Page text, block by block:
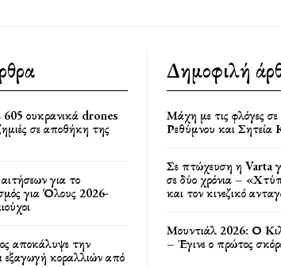
ουκρανικά drones
σε αποθήκη της
για το
για Όλους 2026-
αποκάλυψε την
εξαγωγή κοραλλιών από
Δημοφιλή
Μάχη με τις φλόγες σε
Ρεθύμνου και Σητεία
Σε πτώχευση η Varta
σε δύο χρόνια –
και τον κινεζικό
Μουντιάλ 2026: Ο
– Έγινε ο πρώτος